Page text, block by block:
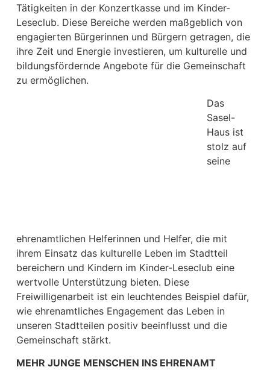
Tätigkeiten in der Konzertkasse und im Kinder-
Leseclub. Diese Bereiche werden maßgeblich von
engagierten Bürgerinnen und Bürgern getragen, die
ihre Zeit und Energie investieren, um kulturelle und
bildungsfördernde Angebote für die Gemeinschaft
zu ermöglichen.
Das
Sasel-
Haus ist
stolz auf
seine
ehrenamtlichen Helferinnen und Helfer, die mit
ihrem Einsatz das kulturelle Leben im Stadtteil
bereichern und Kindern im Kinder-Leseclub eine
wertvolle Unterstützung bieten. Diese
Freiwilligenarbeit ist ein leuchtendes Beispiel dafür,
wie ehrenamtliches Engagement das Leben in
unseren Stadtteilen positiv beeinflusst und die
Gemeinschaft stärkt.
MEHR JUNGE MENSCHEN INS EHRENAMT